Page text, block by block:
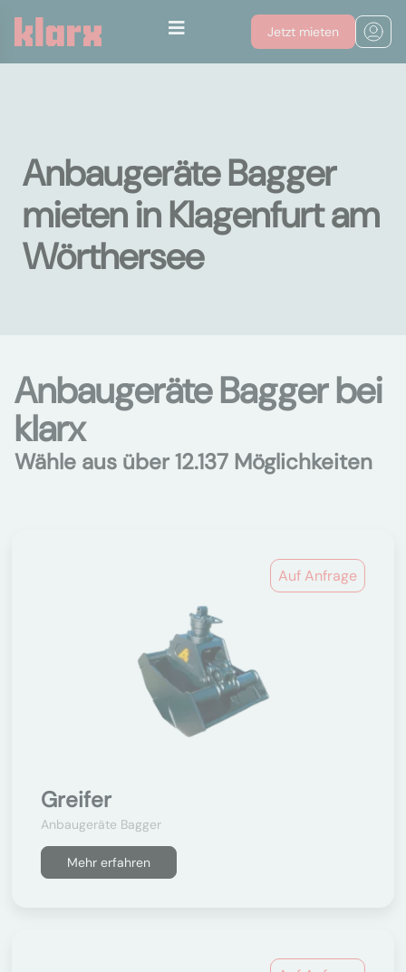
Jetzt mieten
Anbaugeräte Bagger
mieten in Klagenfurt am
Wörthersee
Anbaugeräte Bagger bei
klarx
Wähle aus über 12.137 Möglichkeiten
Auf Anfrage
Greifer
Anbaugeräte Bagger
Mehr erfahren